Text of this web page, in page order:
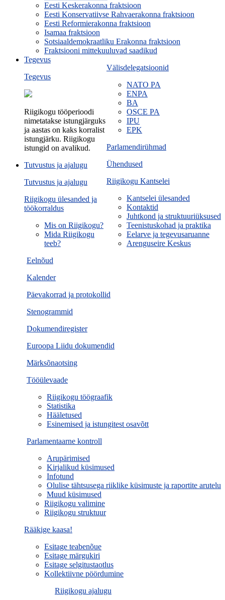
Eesti Keskerakonna fraktsioon
Eesti Konservatiivse Rahvaerakonna fraktsioon
Eesti Reformierakonna fraktsioon
Isamaa fraktsioon
Sotsiaaldemokraatliku Erakonna fraktsioon
Fraktsiooni mittekuuluvad saadikud
Välisdelegatsioonid
NATO PA
ENPA
BA
OSCE PA
IPU
EPK
Parlamendirühmad
Ühendused
Riigikogu Kantselei
Kantselei ülesanded
Kontaktid
Juhtkond ja struktuuriüksused
Teenistuskohad ja praktika
Eelarve ja tegevusaruanne
Arenguseire Keskus
Tegevus
Tegevus
Riigikogu tööperioodi
nimetatakse istungjärguks
ja aastas on kaks korralist
istungjärku. Riigikogu
istungid on avalikud.
Eelnõud
Kalender
Päevakorrad ja protokollid
Stenogrammid
Dokumendiregister
Euroopa Liidu dokumendid
Märksõnaotsing
Tööülevaade
Riigikogu töögraafik
Statistika
Hääletused
Esinemised ja istungitest osavõtt
Parlamentaarne kontroll
Arupärimised
Kirjalikud küsimused
Infotund
Olulise tähtsusega riiklike küsimuste ja raportite arutelu
Muud küsimused
Tutvustus ja ajalugu
Tutvustus ja ajalugu
Riigikogu ülesanded ja
töökorraldus
Mis on Riigikogu?
Mida Riigikogu
teeb?
Riigikogu valimine
Riigikogu struktuur
Rääkige kaasa!
Esitage teabenõue
Esitage märgukiri
Esitage selgitustaotlus
Kollektiivne pöördumine
Riigikogu ajalugu